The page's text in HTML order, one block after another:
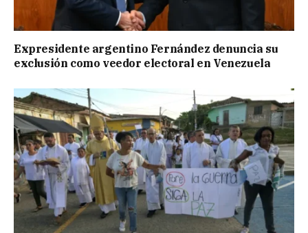
Expresidente argentino Fernández denuncia su
exclusión como veedor electoral en Venezuela